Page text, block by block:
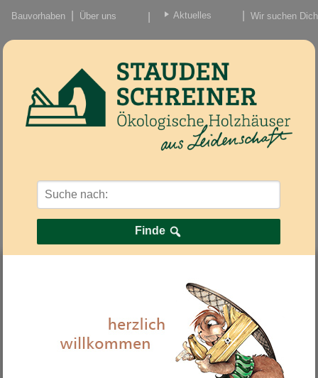
Bauvorhaben Über uns
Aktuelles
Nachrichten/Einzug
Wir suchen
Finde